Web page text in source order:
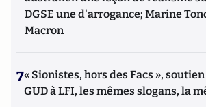
DGSE une d'arrogance; Marine
Macron
7« Sionistes, hors des Facs »,
GUD à LFI, les mêmes slogans, la